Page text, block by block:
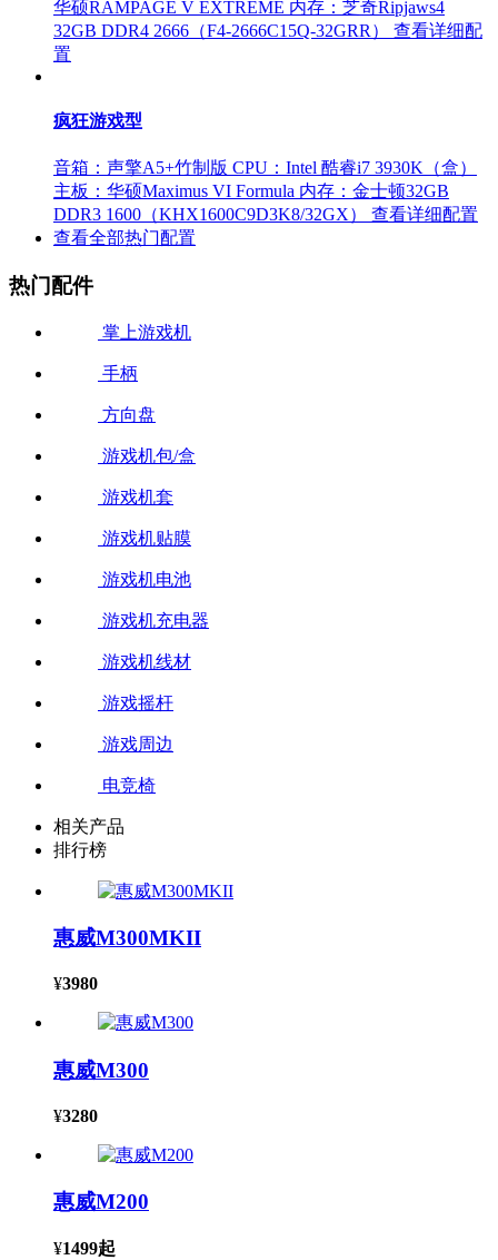
华硕RAMPAGE V EXTREME 内存：芝奇Ripjaws4
32GB DDR4 2666（F4-2666C15Q-32GRR）
查看详细配
置
疯狂游戏型
音箱：声擎A5+竹制版 CPU：Intel 酷睿i7 3930K（盒）
主板：华硕Maximus VI Formula 内存：金士顿32GB
DDR3 1600（KHX1600C9D3K8/32GX）
查看详细配置
查看全部热门配置
热门配件
掌上游戏机
手柄
方向盘
游戏机包/盒
游戏机套
游戏机贴膜
游戏机电池
游戏机充电器
游戏机线材
游戏摇杆
游戏周边
电竞椅
相关产品
排行榜
惠威M300MKII
¥3980
惠威M300
¥3280
惠威M200
¥1499起